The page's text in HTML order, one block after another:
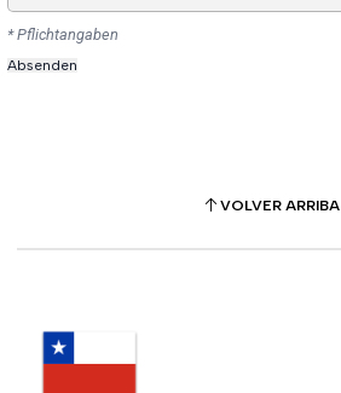
* Pflichtangaben
VOLVER ARRIBA